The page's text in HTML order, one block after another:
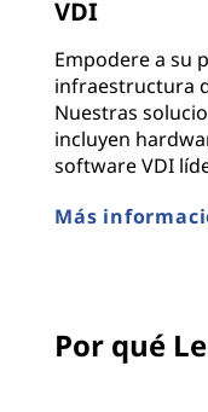
VDI
Empodere a su
infraestructura
Nuestras
incluyen
software VDI
Más
Por qué